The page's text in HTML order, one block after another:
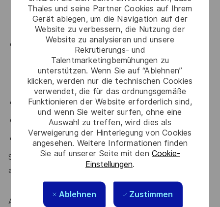
Thales und seine Partner Cookies auf Ihrem
Gerät ablegen, um die Navigation auf der
Website zu verbessern, die Nutzung der
Website zu analysieren und unsere
Rekrutierungs- und
Talentmarketingbemühungen zu
unterstützen. Wenn Sie auf “Ablehnen”
klicken, werden nur die technischen Cookies
verwendet, die für das ordnungsgemäße
Funktionieren der Website erforderlich sind,
und wenn Sie weiter surfen, ohne eine
Auswahl zu treffen, wird dies als
Verweigerung der Hinterlegung von Cookies
angesehen. Weitere Informationen finden
Sie auf unserer Seite mit den Cookie-
Einstellungen.
Ablehnen Zustimmen
linéarité, puissance…) et des caractérisations DC (I/V,
C/V, tests de fiabilité, cyclage, déverminage...).
Les architectures et des technologies de composants
passifs hyperfréquences et de leurs modèles
électriques ainsi que des phénomènes physiques
associés
Connaissance des commutateurs MEMS
Outils de simulation ANSYS HFSS, KEYSIGHT ADS
Anglais (niveau C1 attendu)
Sens de la communication, rigueur, travail en équipe et
autonomie sont des atouts que l'on vous reconnait ?
Alors ce poste est fait pour vous !